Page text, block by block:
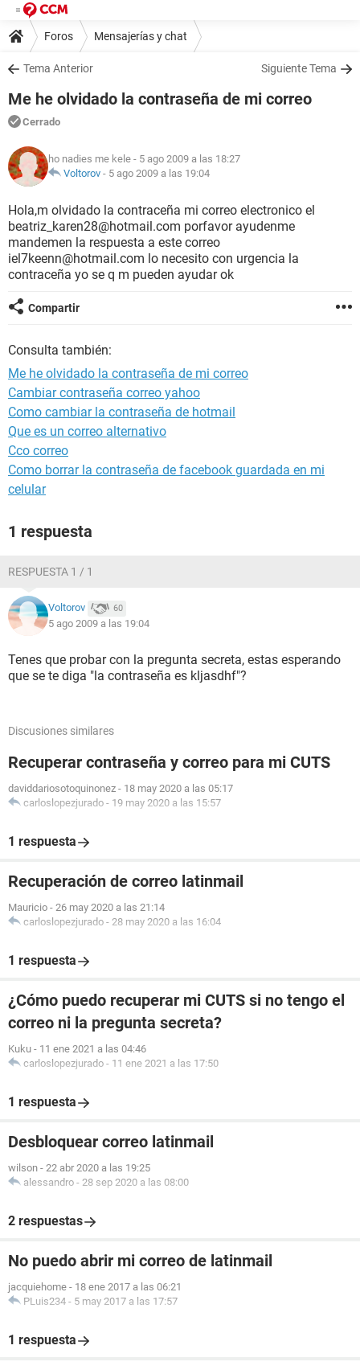
Foros Mensajerías y chat
Tema Anterior Siguiente Tema
Me he olvidado la contraseña de mi correo
Cerrado
ho nadies me kele - 5 ago 2009 a las 18:27
Voltorov - 5 ago 2009 a las 19:04
Hola,m olvidado la contraceña mi correo electronico el
beatriz_karen28@hotmail.com porfavor ayudenme
mandemen la respuesta a este correo
iel7keenn@hotmail.com lo necesito con urgencia la
contraceña yo se q m pueden ayudar ok
Compartir
Consulta también:
Me he olvidado la contraseña de mi correo
Cambiar contraseña correo yahoo
Como cambiar la contraseña de hotmail
Que es un correo alternativo
Cco correo
Como borrar la contraseña de facebook guardada en mi
celular
1 respuesta
RESPUESTA 1 / 1
Voltorov 60
5 ago 2009 a las 19:04
Tenes que probar con la pregunta secreta, estas esperando
que se te diga "la contraseña es kljasdhf"?
Discusiones similares
Recuperar contraseña y correo para mi CUTS
daviddariosotoquinonez - 18 may 2020 a las 05:17
carloslopezjurado - 19 may 2020 a las 15:57
1 respuesta
Recuperación de correo latinmail
Mauricio - 26 may 2020 a las 21:14
carloslopezjurado - 28 may 2020 a las 16:04
1 respuesta
¿Cómo puedo recuperar mi CUTS si no tengo el
correo ni la pregunta secreta?
Kuku - 11 ene 2021 a las 04:46
carloslopezjurado - 11 ene 2021 a las 17:50
1 respuesta
Desbloquear correo latinmail
wilson - 22 abr 2020 a las 19:25
alessandro - 28 sep 2020 a las 08:00
2 respuestas
No puedo abrir mi correo de latinmail
jacquiehome - 18 ene 2017 a las 06:21
PLuis234 - 5 may 2017 a las 17:57
1 respuesta